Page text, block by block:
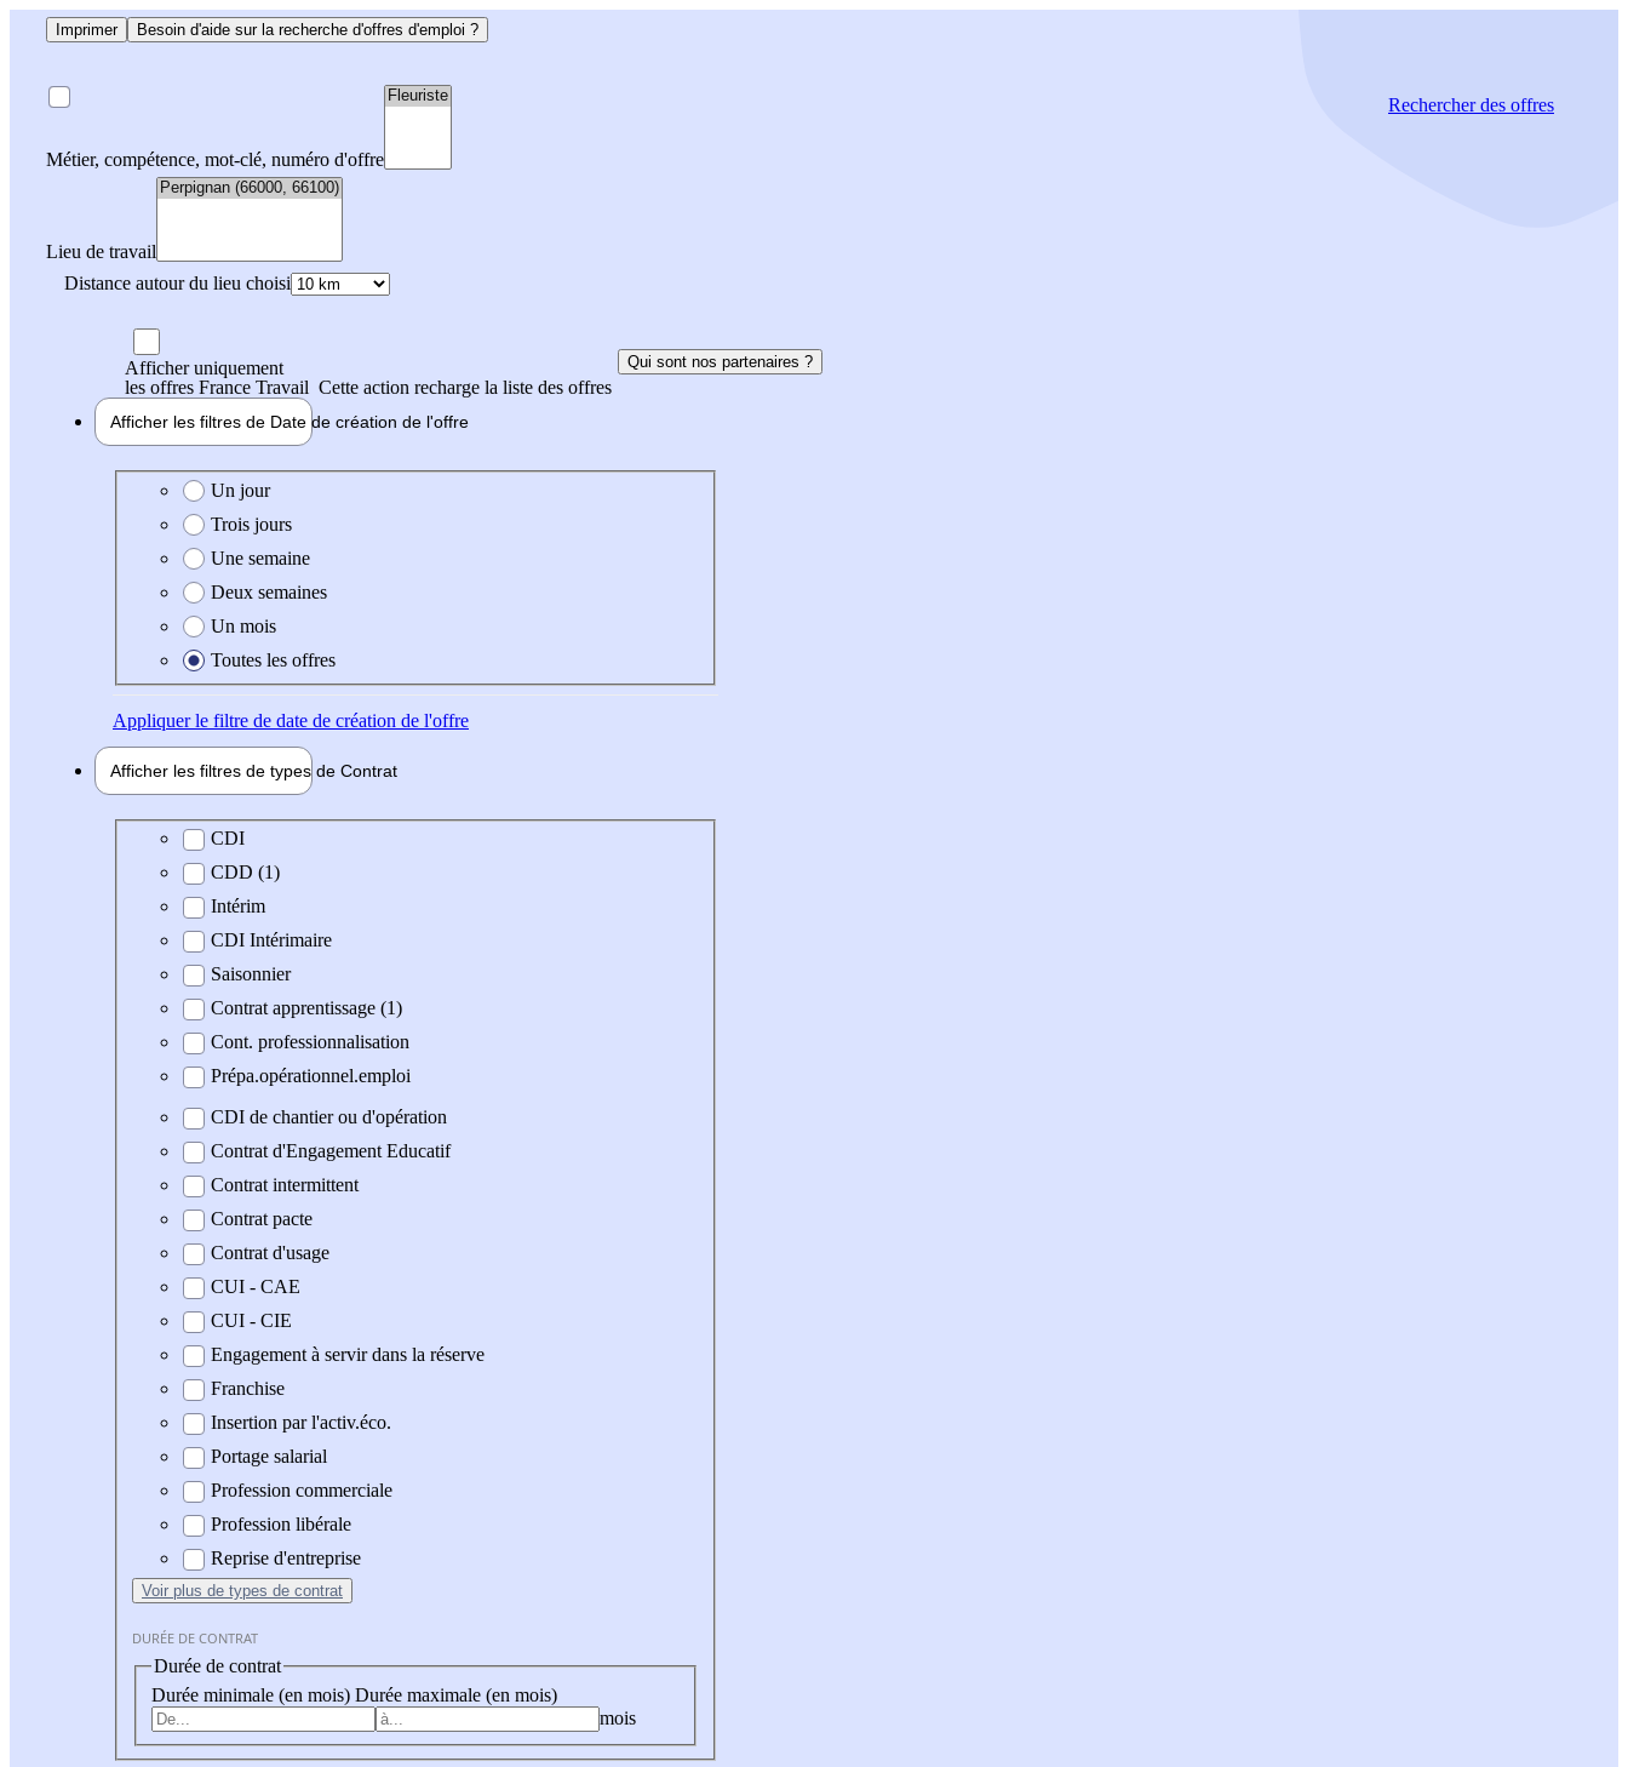
Imprimer Besoin d'aide sur la recherche d'offres d'emploi ?
Métier, compétence, mot-clé, numéro d'offre
Lieu de travail
Distance autour du lieu choisi
Rechercherdes offres
Afficher uniquement
les offres France Travail Cette action recharge la liste des offres
Qui sont nos partenaires ?
Afficher les filtres de Date de création de l'offre
Date de création de l'offre
Un jour
Trois jours
Une semaine
Deux semaines
Un mois
Toutes les offres
Appliquerle filtre de date de création de l'offre
Afficher les filtres de types de Contrat
Type de contrat
CDI
CDD (1)
Intérim
CDI Intérimaire
Saisonnier
Contrat apprentissage (1)
Cont. professionnalisation
Prépa.opérationnel.emploi
CDI de chantier ou d'opération
Contrat d'Engagement Educatif
Contrat intermittent
Contrat pacte
Contrat d'usage
CUI - CAE
CUI - CIE
Engagement à servir dans la réserve
Franchise
Insertion par l'activ.éco.
Portage salarial
Profession commerciale
Profession libérale
Reprise d'entreprise
Voir plus de types de contrat
DURÉE DE CONTRAT
Durée de contrat
Durée minimale (en mois) Durée maximale (en mois)
mois